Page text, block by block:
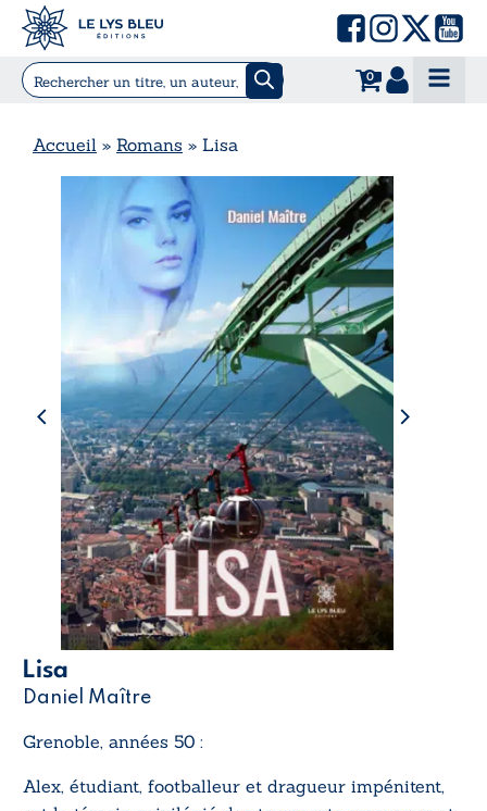
0
Accueil » Romans » Lisa
Lisa
Daniel Maître
Grenoble, années 50 :
Alex, étudiant, footballeur et dragueur impénitent,